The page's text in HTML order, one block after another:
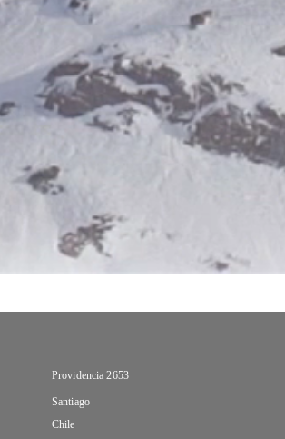
Providencia 2653
Santiago
Chile